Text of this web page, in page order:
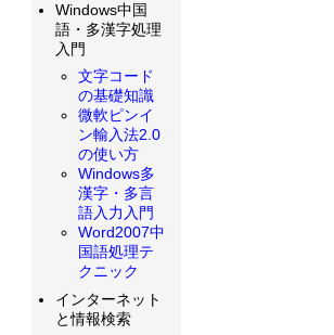
Windows中国
語・多漢字処理
入門
文字コード
の基礎知識
微軟ピンイ
ン輸入法2.0
の使い方
Windows多
漢字・多言
語入力入門
Word2007中
国語処理テ
クニック
インターネット
と情報検索